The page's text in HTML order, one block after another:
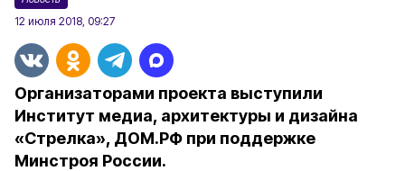
12 июля 2018, 09:27
Организаторами проекта выступили
Институт медиа, архитектуры и дизайна
«Стрелка», ДОМ.РФ при поддержке
Минстроя России.